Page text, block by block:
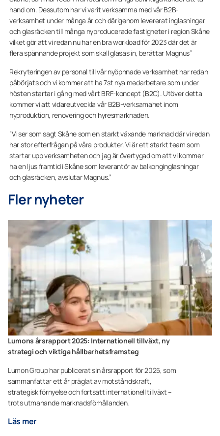
hand om. Dessutom har vi varit verksamma med vår B2B-
verksamhet under många år och därigenom levererat inglasningar
och glasräcken till många nyproducerade fastigheter i region Skåne
vilket gör att vi redan nu har en bra workload för 2023 där det är
flera spännande projekt som skall glasas in, berättar Magnus”
Rekryteringen av personal till vår nyöpnnade verksamhet har redan
påbörjats och vi kommer att ha 7st nya medarbetare som under
hösten startar i gång med vårt BRF-koncept (B2C). Utöver detta
kommer vi att vidareutveckla vår B2B-verksamahet inom
nyproduktion, renovering och hyresmarknaden.
”Vi ser som sagt Skåne som en starkt växande marknad där vi redan
har stor efterfrågan på våra produkter. Vi är ett starkt team som
startar upp verksamheten och jag är övertygad om att vi kommer
ha en ljus framtid i Skåne som leverantör av balkonginglasningar
och glasräcken, avslutar Magnus.”
Fler nyheter
Lumons årsrapport 2025: Internationell tillväxt, ny
strategi och viktiga hållbarhetsframsteg
Lumon Group har publicerat sin årsrapport för 2025, som
sammanfattar ett år präglat av motståndskraft,
strategisk förnyelse och fortsatt internationell tillväxt –
trots utmanande marknadsförhållanden.
Läs mer